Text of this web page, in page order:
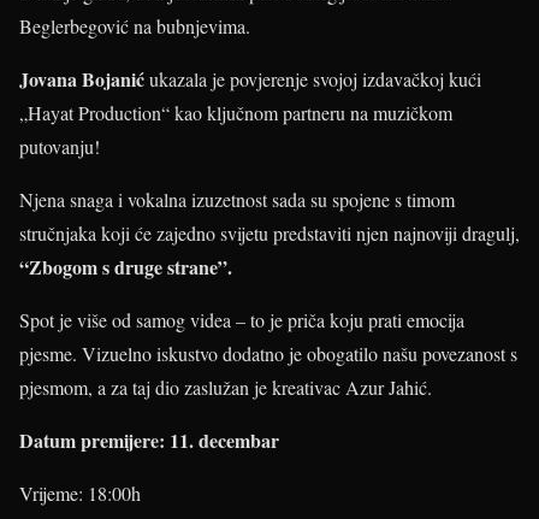
Beglerbegović na bubnjevima.
Jovana Bojanićukazala je povjerenje svojoj izdavačkoj kući
„Hayat Production“ kao ključnom partneru na muzičkom
putovanju!
Njena snaga i vokalna izuzetnost sada su spojene s timom
stručnjaka koji će zajedno svijetu predstaviti njen najnoviji dragulj,
“Zbogom s druge strane”.
Spot je više od samog videa – to je priča koju prati emocija
pjesme. Vizuelno iskustvo dodatno je obogatilo našu povezanost s
pjesmom, a za taj dio zaslužan je kreativac Azur Jahić.
Datum premijere: 11. decembar
Vrijeme: 18:00h